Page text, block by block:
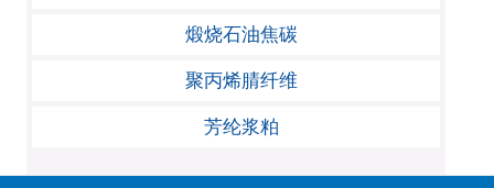
煅烧石油焦碳
聚丙烯腈纤维
芳纶浆粕